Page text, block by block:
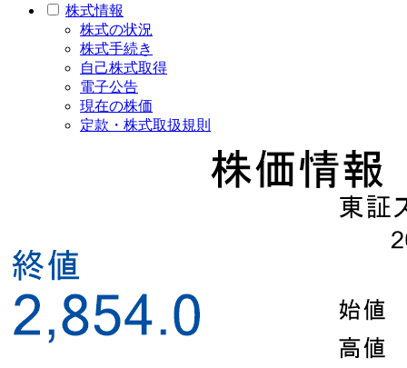
株式情報
株式の状況
株式手続き
自己株式取得
電子公告
現在の株価
定款・株式取扱規則